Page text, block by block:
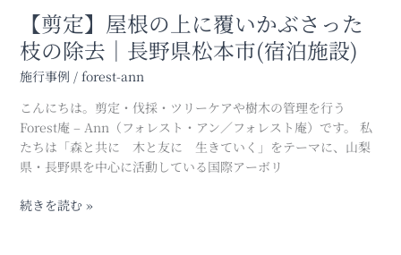
【剪定】屋根の上に覆いかぶさった
枝の除去｜長野県松本市(宿泊施設)
施行事例 / forest-ann
こんにちは。剪定・伐採・ツリーケアや樹木の管理を行う
Forest庵 – Ann（フォレスト・アン／フォレスト庵）です。 私
たちは「森と共に 木と友に 生きていく」をテーマに、山梨
県・長野県を中心に活動している国際アーボリ
去
｜
長
野
県
松
本
(宿
続きを読む »